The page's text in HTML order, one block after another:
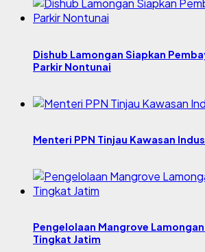
Dishub Lamongan Siapkan
Parkir Nontunai
Menteri PPN Tinjau Kawasan
Pengelolaan Mangrove
Tingkat Jatim